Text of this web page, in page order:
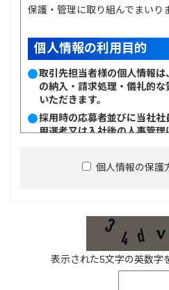
保護・管理に取り組んでまいり
個人情報の利用目的
取引先担当者様の個人情報
の納入・請求処理・儀礼的
いただきます。
採用時の応募者並びに当社
用選考又は入社後の人事管
当社はお客様に関する個人
当社は、個人情報保護に関
よびその他の規範を遵守いた
当社はあらゆる対策を講じ
個人情報への不正アクセス
個人情報の保護
表示された5文字の英数字